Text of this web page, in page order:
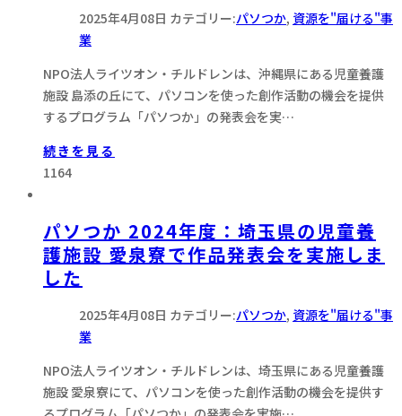
2025年4月08日 カテゴリー:パソつか, 資源を"届ける"事
業
NPO法人ライツオン・チルドレンは、沖縄県にある児童養護
施設 島添の丘にて、パソコンを使った創作活動の機会を提供
するプログラム「パソつか」の発表会を実…
続きを見る
1164
パソつか 2024年度：埼玉県の児童養
護施設 愛泉寮で作品発表会を実施しま
した
2025年4月08日 カテゴリー:パソつか, 資源を"届ける"事
業
NPO法人ライツオン・チルドレンは、埼玉県にある児童養護
施設 愛泉寮にて、パソコンを使った創作活動の機会を提供す